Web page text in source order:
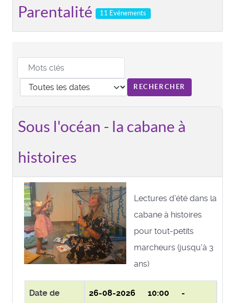
Parentalité 11 Evénements
Sous l'océan - la cabane à
histoires
Lectures d'été dans la
cabane à histoires
pour tout-petits
marcheurs (jusqu'à 3
ans)
Date de
26-08-2026 10:00 -